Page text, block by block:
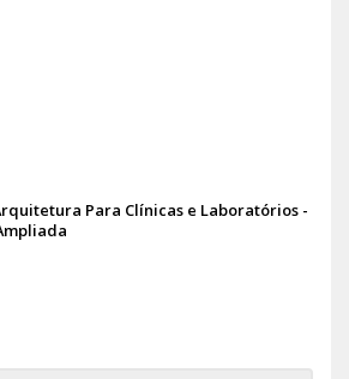
Para Clínicas e Laboratórios -